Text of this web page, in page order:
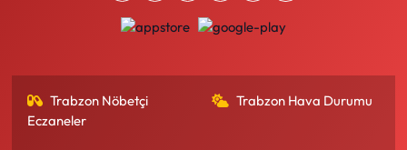
Trabzon Nöbetçi
Eczaneler
Trabzon Hava Durumu